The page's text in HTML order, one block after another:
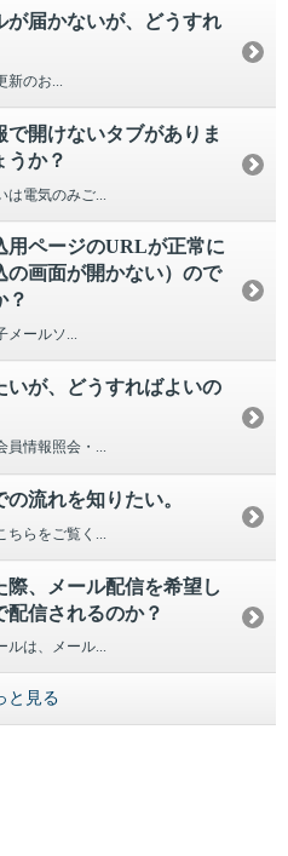
が届かないが、どうすれ
新のお...
開けないタブがありま
うか？
電気のみご...
用ページのURLが正常に
の画面が開かない）ので
？
メールソ...
いが、どうすればよいの
員情報照会・...
流れを知りたい。
らをご覧く...
際、メール配信を希望し
配信されるのか？
ルは、メール...
と見る